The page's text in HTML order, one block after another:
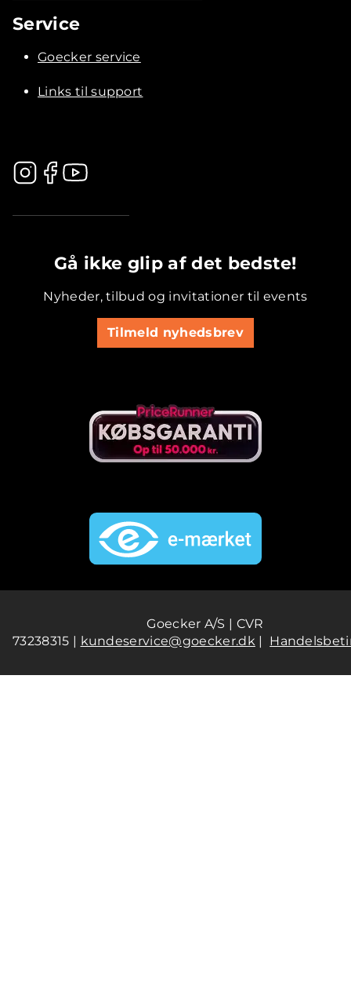
Service
Goecker service
Links til support
Gå ikke glip af det bedste!
Nyheder, tilbud og invitationer til events
Tilmeld nyhedsbrev
Goecker A/S | CVR
73238315 | kundeservice@goecker.dk |